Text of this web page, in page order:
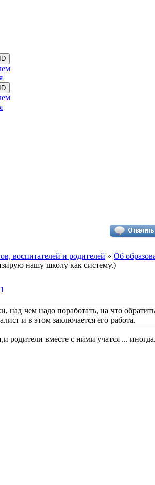
воспитателей и родителей » Об
нашу школу как систему.)
над чем надо поработать, на что
и в этом заключается его работа.
родители вместе с ними учатся ...